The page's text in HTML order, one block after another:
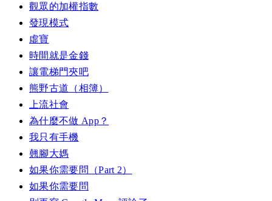
觀眾的加權指數
發現模式
虛寶
時間就是金錢
讓電梯門夾吧
熊野古道（相簿）
上流社會
為什麼不做 App？
我只有手機
翹腳大媽
如果你需要問（Part 2）
如果你需要問